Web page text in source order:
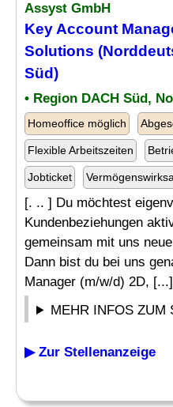
Assyst GmbH
Key Account
Solutions
Süd)
• Region DACH Süd,
Homeoffice möglich
Flexible Arbeitszeiten
Jobticket
[. .. ] Du möchtest
Kundenbeziehungen
gemeinsam mit uns
Dann bist du bei uns
Manager (m/w/d) 2D, [...]
MEHR INFOS ZUM
▶ Zur Stellenanzeige